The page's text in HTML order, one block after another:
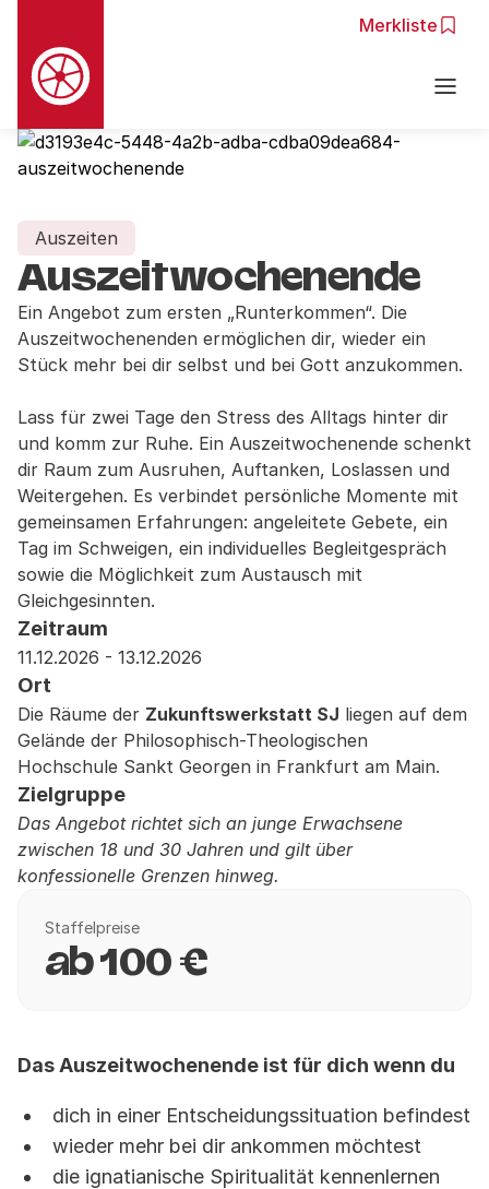
Merkliste
Auszeiten
Auszeitwochenende
Ein Angebot zum ersten „Runterkommen“. Die
Auszeitwochenenden ermöglichen dir, wieder ein
Stück mehr bei dir selbst und bei Gott anzukommen.
Lass für zwei Tage den Stress des Alltags hinter dir
und komm zur Ruhe. Ein Auszeitwochenende schenkt
dir Raum zum Ausruhen, Auftanken, Loslassen und
Weitergehen. Es verbindet persönliche Momente mit
gemeinsamen Erfahrungen: angeleitete Gebete, ein
Tag im Schweigen, ein individuelles Begleitgespräch
sowie die Möglichkeit zum Austausch mit
Gleichgesinnten.
Zeitraum
11.12.2026 - 13.12.2026
Ort
Die Räume der Zukunftswerkstatt SJ liegen auf dem
Gelände der Philosophisch-Theologischen
Hochschule Sankt Georgen in Frankfurt am Main.
Zielgruppe
Das Angebot richtet sich an junge Erwachsene
zwischen 18 und 30 Jahren und gilt über
konfessionelle Grenzen hinweg.
Staffelpreise
ab 100 €
Das Auszeitwochenende ist für dich wenn du
dich in einer Entscheidungssituation befindest
wieder mehr bei dir ankommen möchtest
die ignatianische Spiritualität kennenlernen